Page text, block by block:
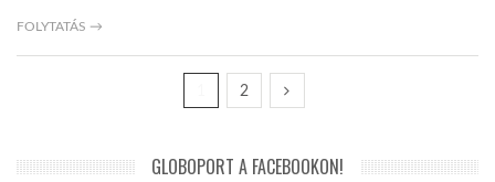
FOLYTATÁS →
2
GLOBOPORT A FACEBOOKON!